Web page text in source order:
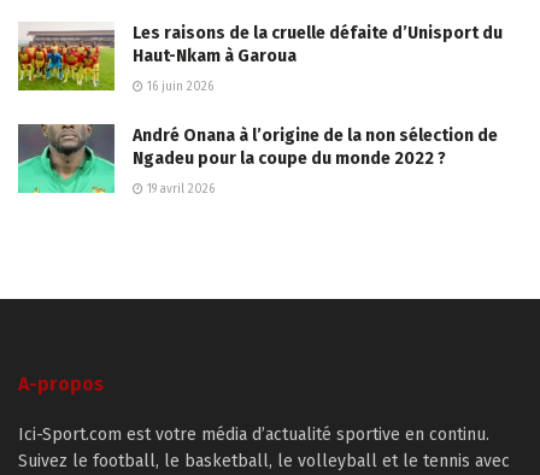
Les raisons de la cruelle défaite d’Unisport du
Haut-Nkam à Garoua
16 juin 2026
André Onana à l’origine de la non sélection de
Ngadeu pour la coupe du monde 2022 ?
19 avril 2026
A-propos
Ici-Sport.com est votre média d’actualité sportive en continu.
Suivez le football, le basketball, le volleyball et le tennis avec